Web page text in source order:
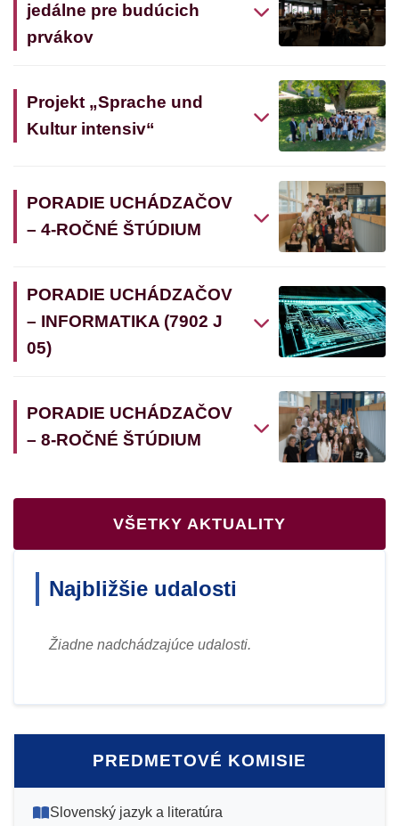
jedálne pre budúcich
prvákov
Projekt „Sprache und
Kultur intensiv“
PORADIE UCHÁDZAČOV
– 4-ROČNÉ ŠTÚDIUM
PORADIE UCHÁDZAČOV
– INFORMATIKA (7902 J
05)
PORADIE UCHÁDZAČOV
– 8-ROČNÉ ŠTÚDIUM
VŠETKY AKTUALITY
Najbližšie udalosti
Žiadne nadchádzajúce udalosti.
PREDMETOVÉ KOMISIE
Slovenský jazyk a literatúra